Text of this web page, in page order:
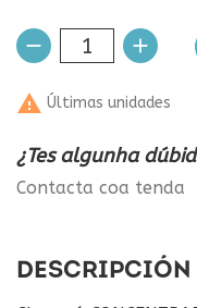
 Últimas unidades
¿Tes algunha
Contacta coa tenda
DESCRIPCIÓN